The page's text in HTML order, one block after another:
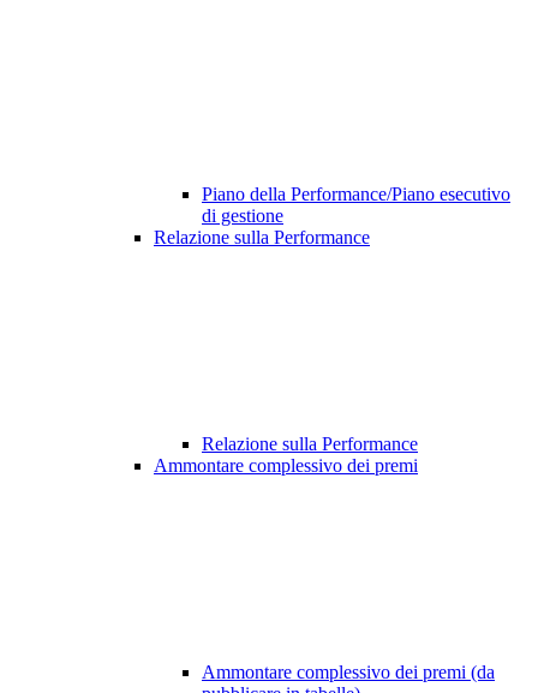
Piano della Performance/Piano esecutivo
di gestione
Relazione sulla Performance
Relazione sulla Performance
Ammontare complessivo dei premi
Ammontare complessivo dei premi (da